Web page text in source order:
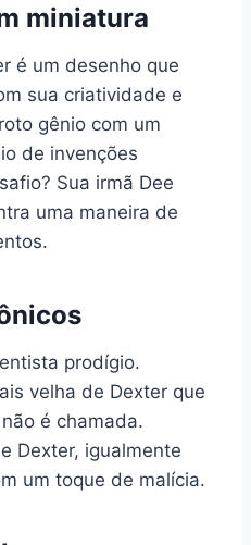
miniatura
é um desenho que
sua criatividade e
gênio com um
de invenções
Sua irmã Dee
uma maneira de
prodígio.
velha de Dexter que
é chamada.
Dexter, igualmente
um toque de malícia.